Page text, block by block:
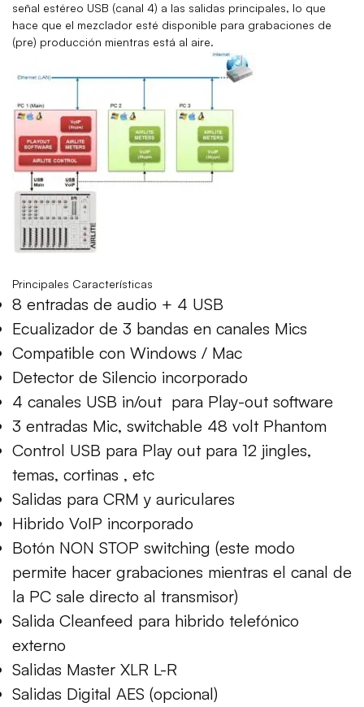
señal estéreo USB (canal 4) a las salidas principales, lo que
hace que el mezclador esté disponible para grabaciones de
(pre) producción mientras está al aire.
Principales Características
8 entradas de audio + 4 USB
Ecualizador de 3 bandas en canales Mics
Compatible con Windows / Mac
Detector de Silencio incorporado
4 canales USB in/out para Play-out software
3 entradas Mic, switchable 48 volt Phantom
Control USB para Play out para 12 jingles,
temas, cortinas , etc
Salidas para CRM y auriculares
Hibrido VoIP incorporado
Botón NON STOP switching (este modo
permite hacer grabaciones mientras el canal de
la PC sale directo al transmisor)
Salida Cleanfeed para hibrido telefónico
externo
Salidas Master XLR L-R
Salidas Digital AES (opcional)